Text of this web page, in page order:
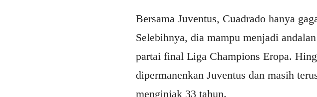
Bersama Juventus, Cuadrado hanya
Selebihnya, dia mampu menjadi
partai final Liga Champions Eropa.
dipermanenkan Juventus dan masih
menginjak 33 tahun.